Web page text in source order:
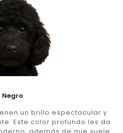
Negro
un brillo espectacular y
Este color profundo les da